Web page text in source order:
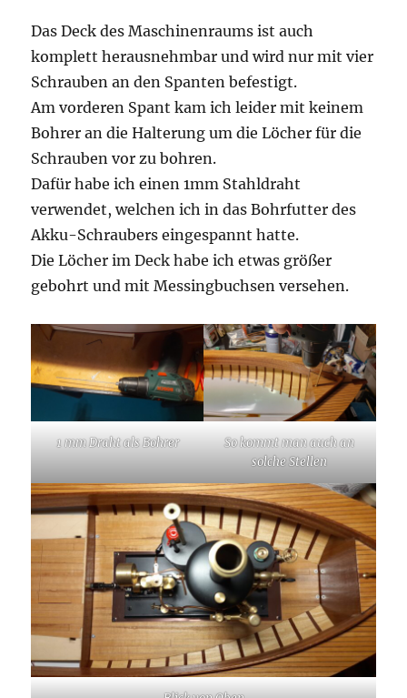
Das Deck des Maschinenraums ist auch
komplett herausnehmbar und wird nur mit vier
Schrauben an den Spanten befestigt.
Am vorderen Spant kam ich leider mit keinem
Bohrer an die Halterung um die Löcher für die
Schrauben vor zu bohren.
Dafür habe ich einen 1mm Stahldraht
verwendet, welchen ich in das Bohrfutter des
Akku-Schraubers eingespannt hatte.
Die Löcher im Deck habe ich etwas größer
gebohrt und mit Messingbuchsen versehen.
1 mm Draht als Bohrer
So kommt man auch an
solche Stellen